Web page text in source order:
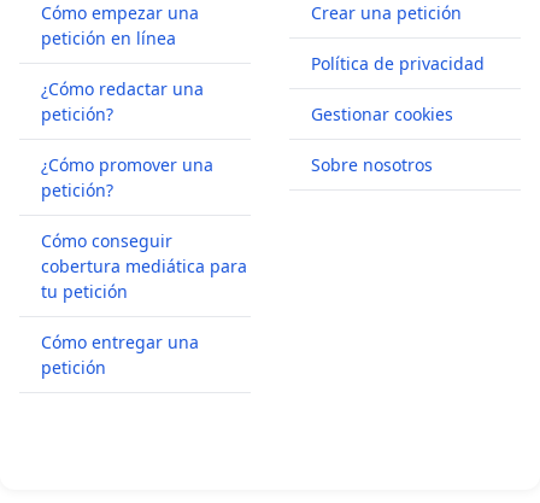
Cómo empezar una
petición en línea
¿Cómo redactar una
petición?
¿Cómo promover una
petición?
Cómo conseguir
cobertura mediática para
tu petición
Cómo entregar una
petición
Crear una petición
Política de privacidad
Gestionar cookies
Sobre nosotros